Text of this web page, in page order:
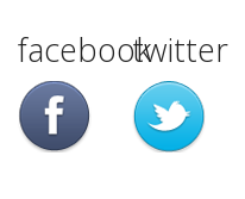
facebooktwitter